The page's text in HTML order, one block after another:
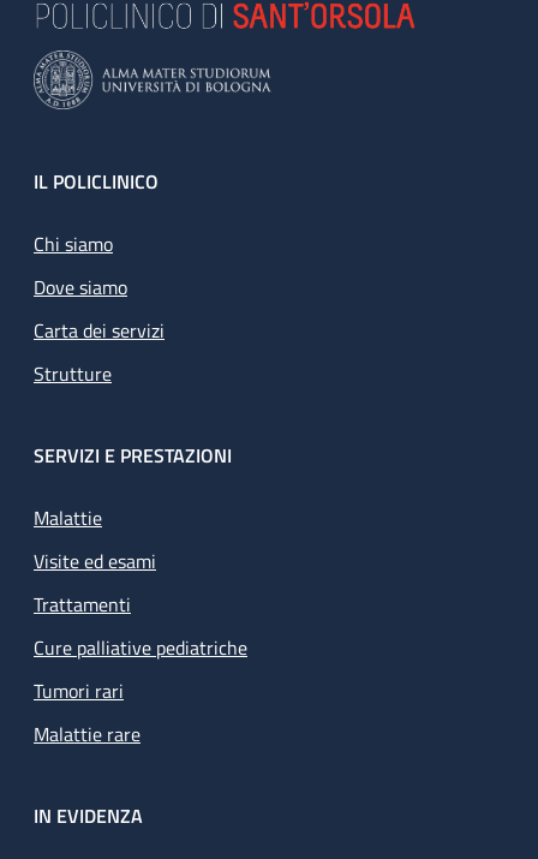
Footer
IL POLICLINICO
Chi siamo
Dove siamo
Carta dei servizi
Strutture
SERVIZI E PRESTAZIONI
Malattie
Visite ed esami
Trattamenti
Cure palliative pediatriche
Tumori rari
Malattie rare
IN EVIDENZA